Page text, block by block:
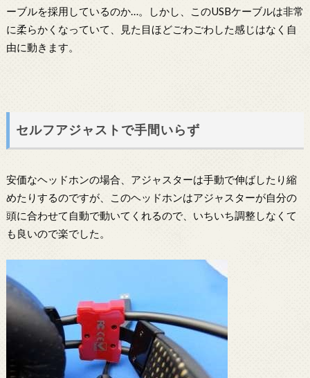
ーブルを採用しているのか…。しかし、このUSBケーブルは非常
に柔らかくなっていて、見た目ほどごわごわした感じはなく自
由に動きます。
セルフアジャストで手間いらず
安価なヘッドホンの場合、アジャスターは手動で伸ばしたり縮
めたりするのですが、このヘッドホンはアジャスターが自分の
頭に合わせて自動で動いてくれるので、いちいち調整しなくて
も良いので楽でした。